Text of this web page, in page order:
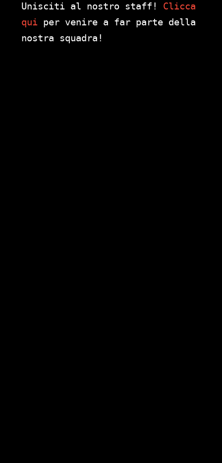
Unisciti al nostro staff! Clicca
qui per venire a far parte della
nostra squadra!